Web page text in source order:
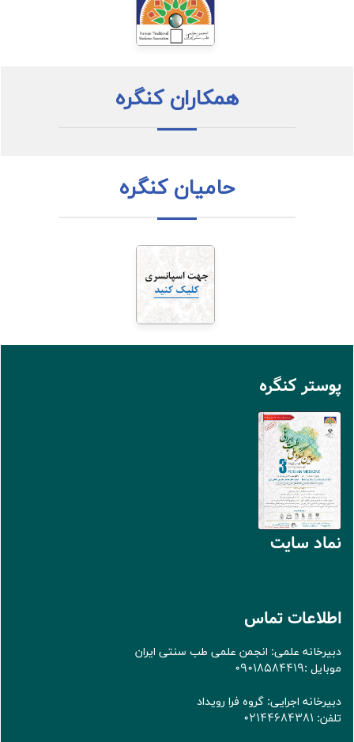
همکاران کنگره
حامیان کنگره
پوستر کنگره
نماد سايت
اطلاعات تماس
دبیرخانه علمی: انجمن علمی طب سنتی ایران
موبایل :09018584419
دبیرخانه اجرایی: گروه فرا رویداد
تلفن: 02144684381